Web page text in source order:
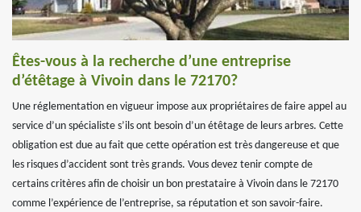
Êtes-vous à la recherche d’une entreprise
d’étêtage à Vivoin dans le 72170?
Une réglementation en vigueur impose aux propriétaires de faire appel au
service d’un spécialiste s’ils ont besoin d’un étêtage de leurs arbres. Cette
obligation est due au fait que cette opération est très dangereuse et que
les risques d’accident sont très grands. Vous devez tenir compte de
certains critères afin de choisir un bon prestataire à Vivoin dans le 72170
comme l’expérience de l’entreprise, sa réputation et son savoir-faire.